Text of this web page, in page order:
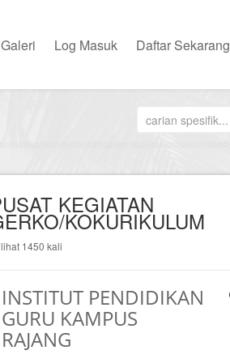
Galeri Log Masuk Daftar Sekarang
KEGIATAN
KOKURIKULUM
1450 kali
INSTITUT PENDIDIKAN
GURU KAMPUS
RAJANG